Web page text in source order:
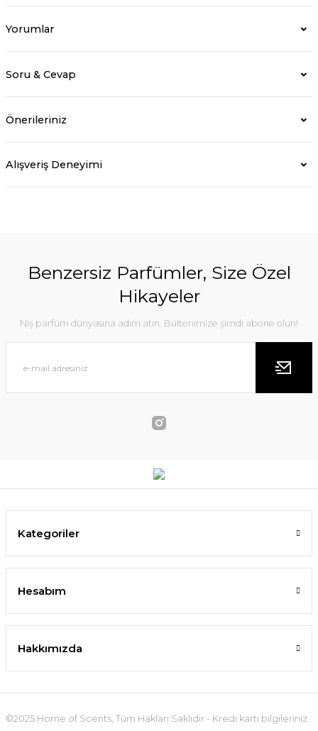
Yorumlar
Soru & Cevap
Önerileriniz
Alışveriş Deneyimi
Benzersiz Parfümler, Size Özel
Hikayeler
Niş parfüm dünyasına adım atın. Bültenimize şimdi abone olun!
Kategoriler
Hesabım
Hakkımızda
©2025 Home of Scents, Tüm Hakları Saklıdır - Kredi kartı bilgileriniz